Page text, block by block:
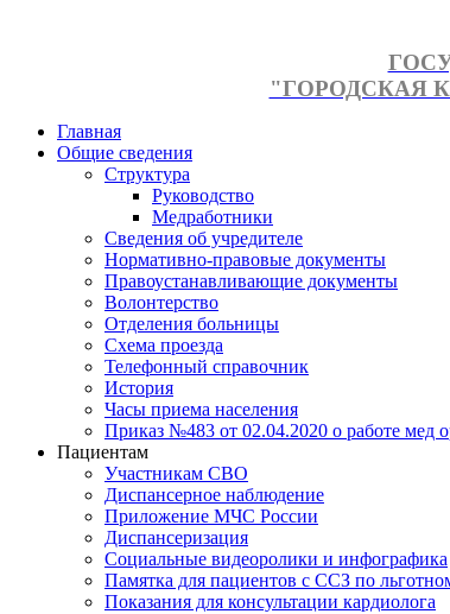
"ГОРОДСКАЯ
Главная
Общие сведения
Структура
Руководство
Медработники
Сведения об учредителе
Нормативно-правовые документы
Правоустанавливающие документы
Волонтерство
Отделения больницы
Схема проезда
Телефонный справочник
История
Часы приема населения
Приказ №483 от 02.04.2020 о работе мед
Пациентам
Участникам СВО
Диспансерное наблюдение
Приложение МЧС России
Диспансеризация
Социальные видеоролики и инфографика
Памятка для пациентов с ССЗ по
Показания для консультации кардиолога